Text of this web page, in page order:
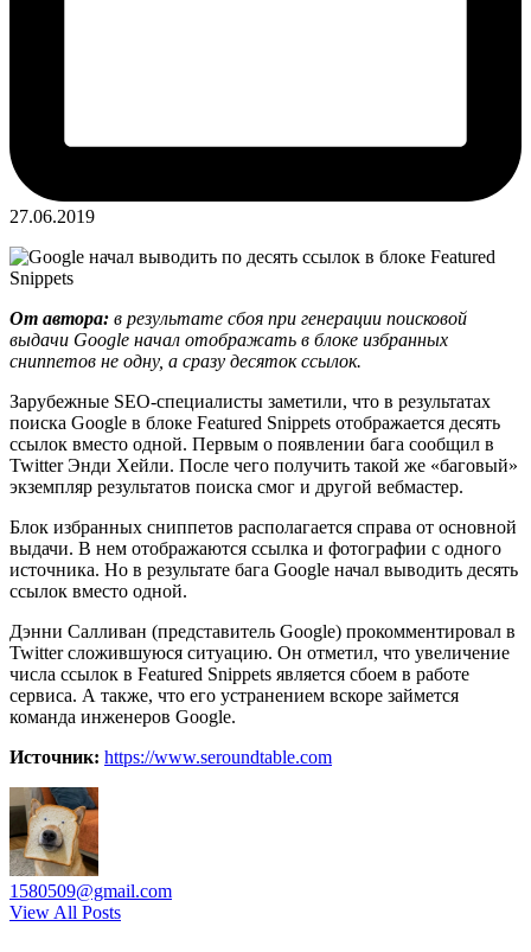
27.06.2019
От автора: в результате сбоя при генерации поисковой
выдачи Google начал отображать в блоке избранных
сниппетов не одну, а сразу десяток ссылок.
Зарубежные SEO-специалисты заметили, что в результатах
поиска Google в блоке Featured Snippets отображается десять
ссылок вместо одной. Первым о появлении бага сообщил в
Twitter Энди Хейли. После чего получить такой же «баговый»
экземпляр результатов поиска смог и другой вебмастер.
Блок избранных сниппетов располагается справа от основной
выдачи. В нем отображаются ссылка и фотографии с одного
источника. Но в результате бага Google начал выводить десять
ссылок вместо одной.
Дэнни Салливан (представитель Google) прокомментировал в
Twitter сложившуюся ситуацию. Он отметил, что увеличение
числа ссылок в Featured Snippets является сбоем в работе
сервиса. А также, что его устранением вскоре займется
команда инженеров Google.
Источник: https://www.seroundtable.com
1580509@gmail.com
View All Posts